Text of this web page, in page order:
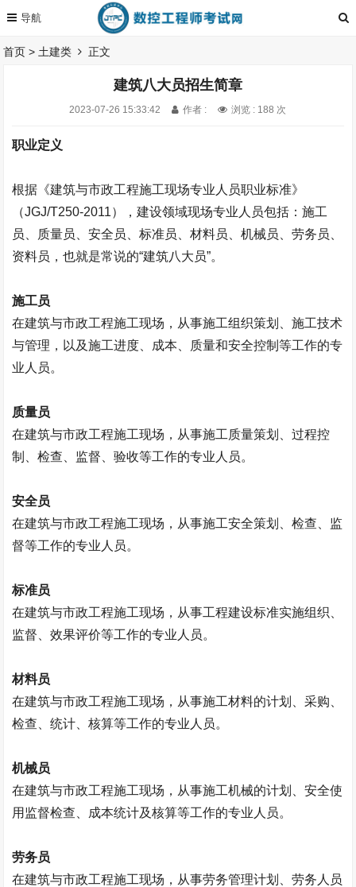
首页 > 土建类 正文
建筑八大员招生简章
2023-07-26 15:33:42 作者 : 浏览 : 188 次
职业定义
根据《建筑与市政工程施工现场专业人员职业标准》
（JGJ/T250-2011），建设领域现场专业人员包括：施工
员、质量员、安全员、标准员、材料员、机械员、劳务员、
资料员，也就是常说的“建筑八大员”。
施工员
在建筑与市政工程施工现场，从事施工组织策划、施工技术
与管理，以及施工进度、成本、质量和安全控制等工作的专
业人员。
质量员
在建筑与市政工程施工现场，从事施工质量策划、过程控
制、检查、监督、验收等工作的专业人员。
安全员
在建筑与市政工程施工现场，从事施工安全策划、检查、监
督等工作的专业人员。
标准员
在建筑与市政工程施工现场，从事工程建设标准实施组织、
监督、效果评价等工作的专业人员。
材料员
在建筑与市政工程施工现场，从事施工材料的计划、采购、
检查、统计、核算等工作的专业人员。
机械员
在建筑与市政工程施工现场，从事施工机械的计划、安全使
用监督检查、成本统计及核算等工作的专业人员。
劳务员
在建筑与市政工程施工现场，从事劳务管理计划、劳务人员